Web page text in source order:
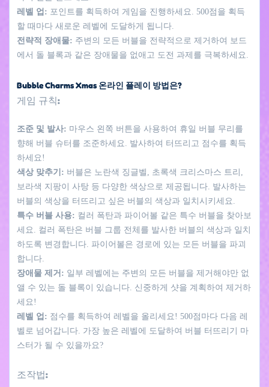
레벨 업: 포인트를 획득하여 게임을 진행하세요. 500점을 획득
할 때마다 새로운 레벨에 도달하게 됩니다.
전략적 장애물: 주변의 모든 버블을 전략적으로 제거하여 보드
에서 돌 블록과 같은 장애물을 없애고 도전 과제를 극복하세요.
Bubble Charms Xmas 온라인 플레이 방법은?
게임 규칙:
조준 및 발사: 마우스 왼쪽 버튼을 사용하여 휴일 버블 무리를
향해 버블 슈터를 조준하세요. 발사하여 터뜨리고 점수를 획득
하세요!
색상 맞추기: 버블은 노란색 징글벨, 초록색 크리스마스 트리,
보라색 지팡이 사탕 등 다양한 색상으로 제공됩니다. 발사하는
버블의 색상을 터뜨리고 싶은 버블의 색상과 일치시키세요.
특수 버블 사용: 컬러 폭탄과 파이어볼 같은 특수 버블을 찾아보
세요. 컬러 폭탄은 버블 그룹 전체를 발사한 버블의 색상과 일치
하도록 변경합니다. 파이어볼은 경로에 있는 모든 버블을 파괴
합니다.
장애물 제거: 일부 레벨에는 주변의 모든 버블을 제거해야만 없
앨 수 있는 돌 블록이 있습니다. 신중하게 샷을 계획하여 제거하
세요!
레벨 업: 점수를 획득하여 레벨을 올리세요! 500점마다 다음 레
벨로 넘어갑니다. 가장 높은 레벨에 도달하여 버블 터뜨리기 마
스터가 될 수 있을까요?
조작법: